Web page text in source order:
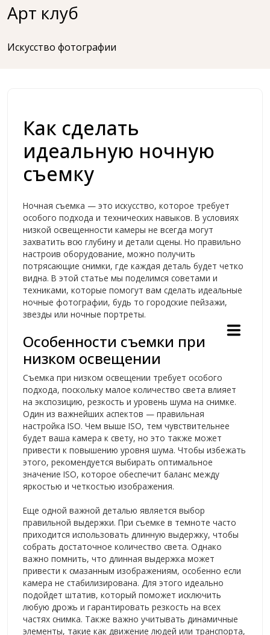
Перейти
к
Арт клуб
Искусство фотографии
Как сделать
идеальную ночную
съемку
Ночная съемка — это искусство, которое требует
особого подхода и технических навыков. В условиях
низкой освещенности камеры не всегда могут
захватить всю глубину и детали сцены. Но правильно
настроив оборудование, можно получить
потрясающие снимки, где каждая деталь будет четко
видна. В этой статье мы поделимся советами и
техниками, которые помогут вам сделать идеальные
ночные фотографии, будь то городские пейзажи,
звезды или ночные портреты.
Особенности съемки при
низком освещении
Съемка при низком освещении требует особого
подхода, поскольку малое количество света влияет
на экспозицию, резкость и уровень шума на снимке.
Один из важнейших аспектов — правильная
настройка ISO. Чем выше ISO, тем чувствительнее
будет ваша камера к свету, но это также может
привести к повышению уровня шума. Чтобы избежать
этого, рекомендуется выбирать оптимальное
значение ISO, которое обеспечит баланс между
яркостью и четкостью изображения.
Еще одной важной деталью является выбор
правильной выдержки. При съемке в темноте часто
приходится использовать длинную выдержку, чтобы
собрать достаточное количество света. Однако
важно помнить, что длинная выдержка может
привести к смазанным изображениям, особенно если
камера не стабилизирована. Для этого идеально
подойдет штатив, который поможет исключить
любую дрожь и гарантировать резкость на всех
частях снимка. Также важно учитывать динамичные
элементы, такие как движение людей или транспорта,